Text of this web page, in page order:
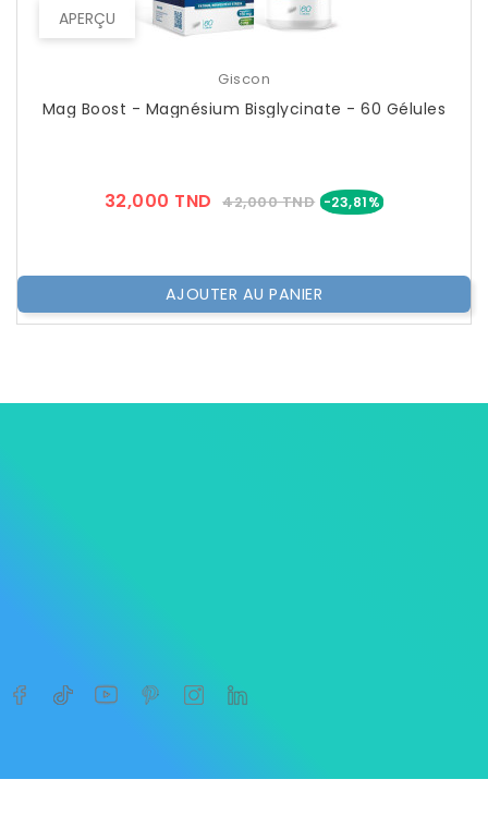
APERÇU
Giscon
Mag Boost - Magnésium Bisglycinate - 60 Gélules
32,000 TND Prix
42,000 TND -23,81%Prix
AJOUTER AU PANIER